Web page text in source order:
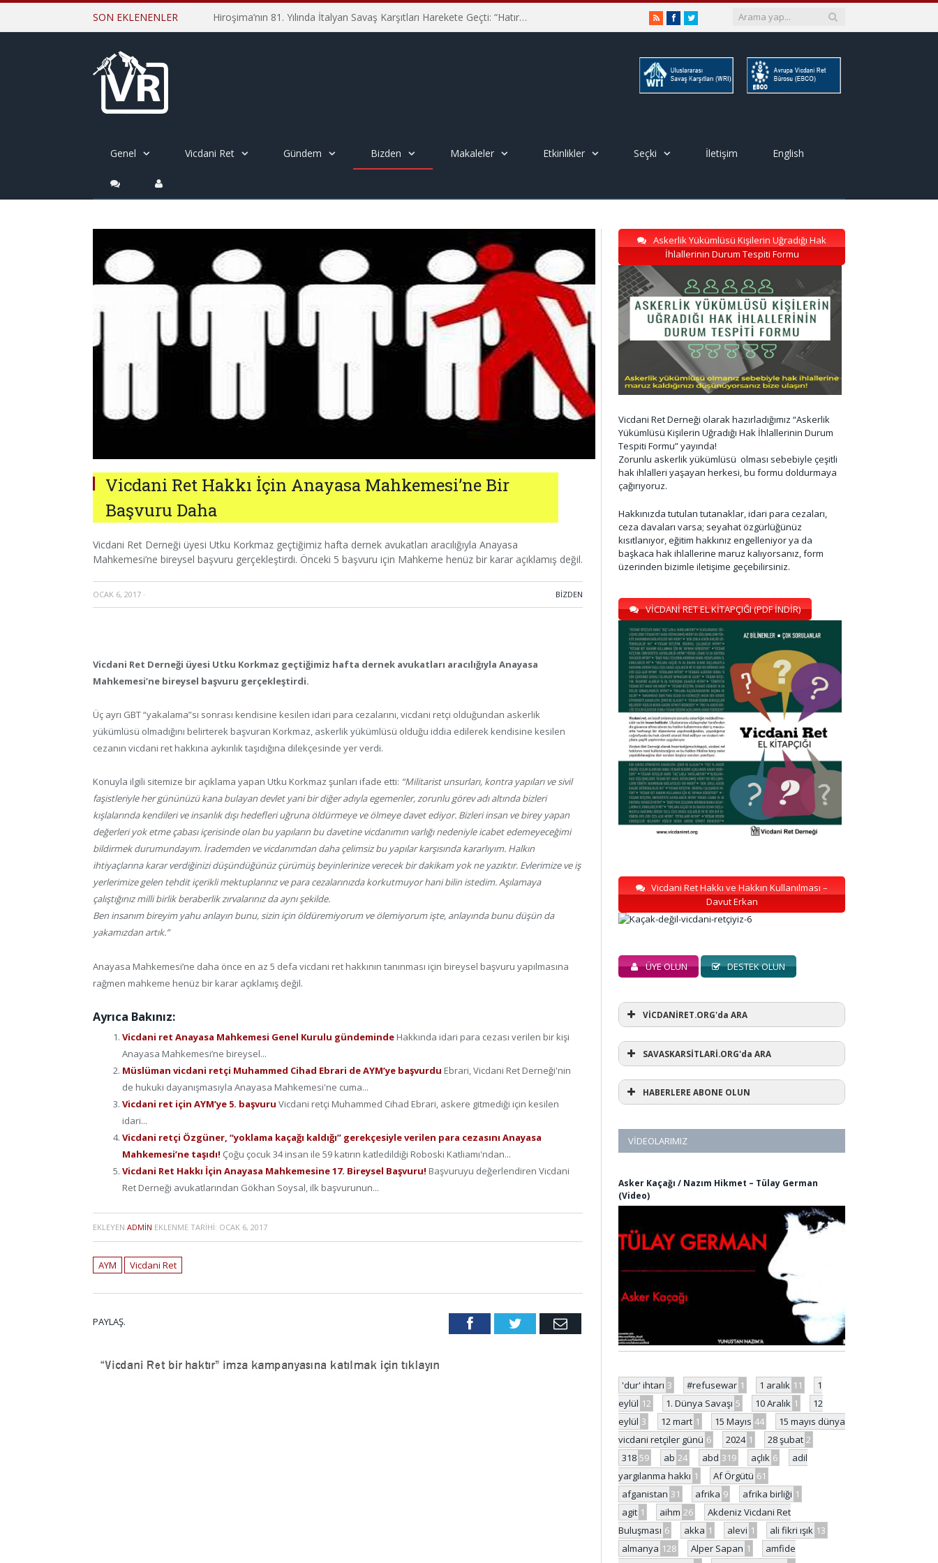
SON EKLENENLER Hiroşima’nın 81. Yılında İtalyan Savaş Karşıtları Harekete Geçti: “Hatırlamak yeterli değil” RSSFacebookTwitter
Genel Vicdani Ret Gündem Bizden Makaleler Etkinlikler Seçki İletişim English
Vicdani Ret Hakkı İçin Anayasa Mahkemesi’ne Bir
Başvuru Daha
Vicdani Ret Derneği üyesi Utku Korkmaz geçtiğimiz hafta dernek avukatları aracılığıyla Anayasa
Mahkemesi’ne bireysel başvuru gerçekleştirdi. Önceki 5 başvuru için Mahkeme henüz bir karar açıklamış değil.
OCAK 6, 2017 · BIZDEN
Vicdani Ret Derneği üyesi Utku Korkmaz geçtiğimiz hafta dernek avukatları aracılığıyla Anayasa
Mahkemesi’ne bireysel başvuru gerçekleştirdi.
Üç ayrı GBT “yakalama”sı sonrası kendisine kesilen idari para cezalarını, vicdani retçi olduğundan askerlik
yükümlüsü olmadığını belirterek başvuran Korkmaz, askerlik yükümlüsü olduğu iddia edilerek kendisine kesilen
cezanın vicdani ret hakkına aykırılık taşıdığına dilekçesinde yer verdi.
Konuyla ilgili sitemize bir açıklama yapan Utku Korkmaz şunları ifade etti: “Militarist unsurları, kontra yapıları ve sivil
faşistleriyle her gününüzü kana bulayan devlet yani bir diğer adıyla egemenler, zorunlu görev adı altında bizleri
kışlalarında kendileri ve insanlık dışı hedefleri uğruna öldürmeye ve ölmeye davet ediyor. Bizleri insan ve birey yapan
değerleri yok etme çabası içerisinde olan bu yapıların bu davetine vicdanımın varlığı nedeniyle icabet edemeyeceğimi
bildirmek durumundayım. İrademden ve vicdanımdan daha çelimsiz bu yapılar karşısında kararlıyım. Halkın
ihtiyaçlarına karar verdiğinizi düşündüğünüz çürümüş beyinlerinize verecek bir dakikam yok ne yazıktır. Evlerimize ve iş
yerlerimize gelen tehdit içerikli mektuplarınız ve para cezalarınızda korkutmuyor hani bilin istedim. Aşılamaya
çalıştığınız milli birlik beraberlik zırvalarınız da aynı şekilde.
Ben insanım bireyim yahu anlayın bunu, sizin için öldüremiyorum ve ölemiyorum işte, anlayında bunu düşün da
yakamızdan artık.”
Anayasa Mahkemesi’ne daha önce en az 5 defa vicdani ret hakkının tanınması için bireysel başvuru yapılmasına
rağmen mahkeme henüz bir karar açıklamış değil.
Ayrıca Bakınız:
Vicdani ret Anayasa Mahkemesi Genel Kurulu gündeminde Hakkında idari para cezası verilen bir kişi
Anayasa Mahkemesi’ne bireysel...
Müslüman vicdani retçi Muhammed Cihad Ebrari de AYM’ye başvurdu Ebrari, Vicdani Ret Derneği'nin
de hukuki dayanışmasıyla Anayasa Mahkemesi'ne cuma...
Vicdani ret için AYM’ye 5. başvuru Vicdani retçi Muhammed Cihad Ebrari, askere gitmediği için kesilen
idari...
Vicdani retçi Özgüner, “yoklama kaçağı kaldığı” gerekçesiyle verilen para cezasını Anayasa
Mahkemesi’ne taşıdı! Çoğu çocuk 34 insan ile 59 katırın katledildiği Roboski Katliamı'ndan...
Vicdani Ret Hakkı İçin Anayasa Mahkemesine 17. Bireysel Başvuru! Başvuruyu değerlendiren Vicdani
Ret Derneği avukatlarından Gökhan Soysal, ilk başvurunun...
EKLEYEN ADMIN EKLENME TARIHI: OCAK 6, 2017
AYM Vicdani Ret
PAYLAŞ. FacebookTwitter Email
Askerlik Yükümlüsü Kişilerin Uğradığı Hak
İhlallerinin Durum Tespiti Formu
Vicdani Ret Derneği olarak hazırladığımız “Askerlik
Yükümlüsü Kişilerin Uğradığı Hak İhlallerinin Durum
Tespiti Formu” yayında!
Zorunlu askerlik yükümlüsü olması sebebiyle çeşitli
hak ihlalleri yaşayan herkesi, bu formu doldurmaya
çağırıyoruz.
Hakkınızda tutulan tutanaklar, idari para cezaları,
ceza davaları varsa; seyahat özgürlüğünüz
kısıtlanıyor, eğitim hakkınız engelleniyor ya da
başkaca hak ihlallerine maruz kalıyorsanız, form
üzerinden bizimle iletişime geçebilirsiniz.
VİCDANİ RET EL KİTAPÇIĞI (PDF İNDİR)
Vicdani Ret Hakkı ve Hakkın Kullanılması –
Davut Erkan
ÜYE OLUN DESTEK OLUN
VİCDANİRET.ORG'da ARA
SAVASKARSİTLARİ.ORG'da ARA
HABERLERE ABONE OLUN
VIDEOLARIMIZ
Asker Kaçağı / Nazım Hikmet – Tülay German
(Video)
'dur' ihtarı 3 #refusewar 1 1 aralık 11
1
eylül 12 1. Dünya Savaşı 5 10 Aralık 1
12
eylül 3 12 mart 1 15 Mayıs 44
15 mayıs dünya
vicdani retçiler günü 6 2024 1 28 şubat 2
318 59 ab 24 abd 319 açlık 6
adil
yargılanma hakkı 1 Af Örgütü 61
afganistan 31 afrika 9 afrika birliği 1
agit 1 aihm 26
Akdeniz Vicdani Ret
Buluşması 6 akka 1 alevi 1 ali fikri ışık 13
almanya 128 Alper Sapan 1
amfide